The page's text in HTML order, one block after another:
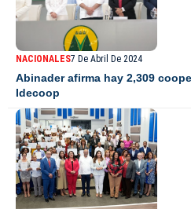
NACIONALES7 De Abril De 2024
Abinader afirma hay 2,309
Idecoop